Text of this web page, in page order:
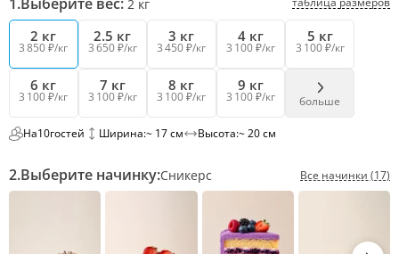
2 кг
2 кг
3 850 ₽/кг
2.5 кг
3 650 ₽/кг
3 кг
3 450 ₽/кг
4 кг
3 100 ₽/кг
5 кг
3 100 ₽/кг
6 кг
3 100 ₽/кг
7 кг
3 100 ₽/кг
8 кг
3 100 ₽/кг
9 кг
3 100 ₽/кг больше
На10гостей Ширина:~ 17 см Высота:~ 20 см
2.Выберите начинку:Сникерс Все начинки (17)